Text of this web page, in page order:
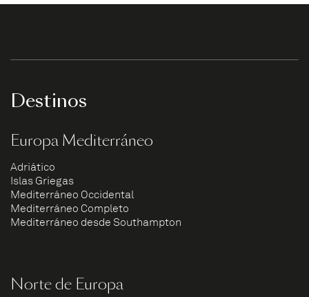
Destinos
Europa Mediterráneo
Adriático
Islas Griegas
Mediterráneo Occidental
Mediterráneo Completo
Mediterráneo desde Southampton
Norte de Europa